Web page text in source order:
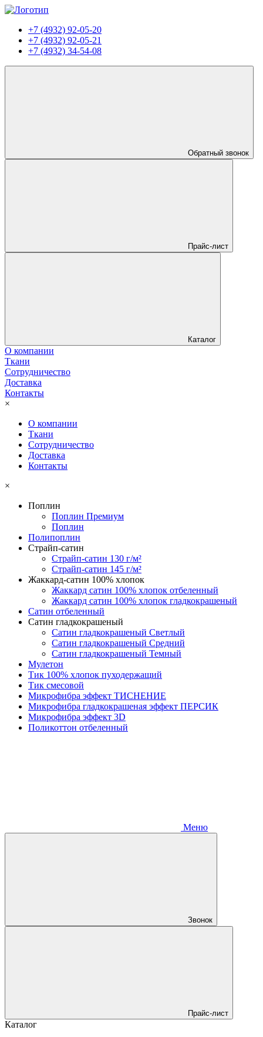
+7 (4932) 92-05-20
+7 (4932) 92-05-21
+7 (4932) 34-54-08
Обратный звонок
Прайс-лист
Каталог
О компании
Ткани
Сотрудничество
Доставка
Контакты
×
О компании
Ткани
Сотрудничество
Доставка
Контакты
×
Поплин
Поплин Премиум
Поплин
Полипоплин
Страйп-сатин
Страйп-сатин 130 г/м²
Страйп-сатин 145 г/м²
Жаккард-сатин 100% хлопок
Жаккард сатин 100% хлопок отбеленный
Жаккард сатин 100% хлопок гладкокрашеный
Сатин отбеленный
Сатин гладкокрашеный
Сатин гладкокрашеный Светлый
Сатин гладкокрашеный Средний
Сатин гладкокрашеный Темный
Мулетон
Тик 100% хлопок пуходержащий
Тик смесовой
Микрофибра эффект ТИСНЕНИЕ
Микрофибра гладкокрашеная эффект ПЕРСИК
Микрофибра эффект 3D
Поликоттон отбеленный
Меню
Звонок
Прайс-лист
Каталог